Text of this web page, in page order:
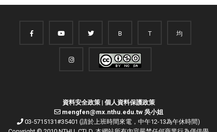
B T 均
資料安全政策| 個人資料保護政策
mengfen@mx.nthu.edu.tw 吳小姐
03-5715131#35401 (請於上班時間來電，中午12-13為午休時間)